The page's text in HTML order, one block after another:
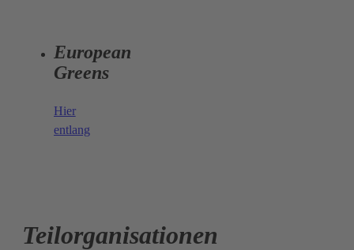
European
Greens
Hier
entlang
Teilorganisationen